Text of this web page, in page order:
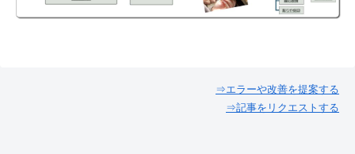
⇒エラーや改善を提案する
⇒記事をリクエストする